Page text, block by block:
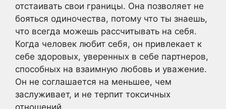
отстаивать свои границы. Она позволяет не
бояться одиночества, потому что ты знаешь,
что всегда можешь рассчитывать на себя.
Когда человек любит себя, он привлекает к
себе здоровых, уверенных в себе партнеров,
способных на взаимную любовь и уважение.
Он не соглашается на меньшее, чем
заслуживает, и не терпит токсичных